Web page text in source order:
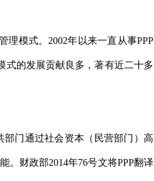
理模式。2002年以来一直从事PPP
式的发展贡献良多，著有近二十多
部门通过社会资本（民营部门）高
财政部2014年76号文将PPP翻译